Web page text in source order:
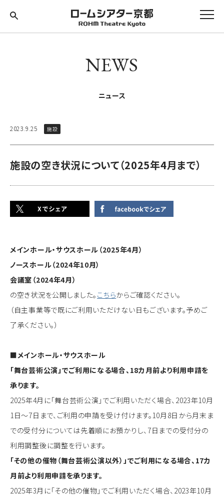
NEWS
ニュース
2023.9.25 施設
施設の空き状況について（2025年4月まで）
メインホール・サウスホール（2025年4月）
ノースホール（2024年10月）
会議室（2024年4月）
の空き状況を公開しました。 こちらからご確認ください。
（自主事業等で既にご利用いただけない日もございます。予めご
了承ください。）
■メインホール・サウスホール
「舞台芸術公演」でご利用になる場合、18カ月前より利用申請を
承ります。
2025年4月に「舞台芸術公演」でご利用いただく場合、2023年10月
1日～7日まで、ご利用の申請を受け付けます。10月8日から月末ま
での受付分については先着順にお預かりし、7日までの受付分の
利用調整後に調整を行います。
「その他の催物（舞台芸術公演以外）」でご利用になる場合、17カ
月前より利用申請を承ります。
2025年3月に「その他の催物」でご利用いただく場合、2023年10月